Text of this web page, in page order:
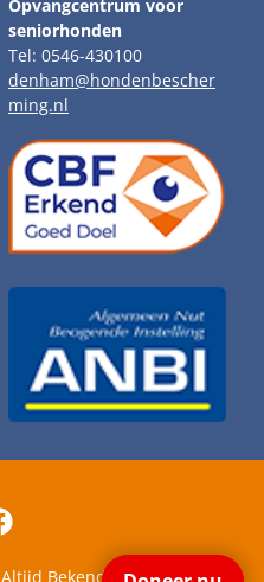
Opvangcentrum voor
seniorhonden
Tel: 0546-430100
denham@hondenbescher
ming.nl
Altijd Bekend